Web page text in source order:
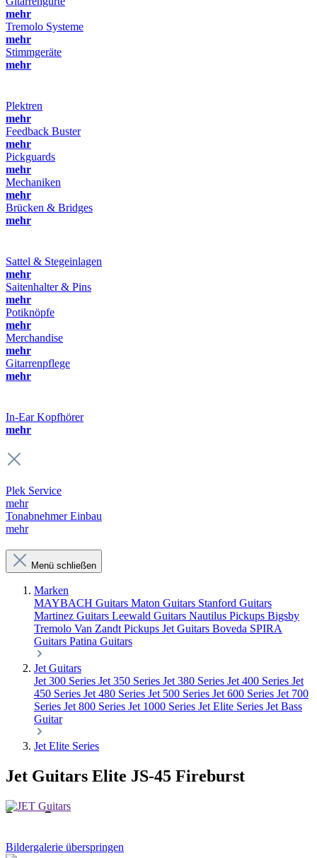
mehr
Tremolo Systeme
mehr
Stimmgeräte
mehr
Plektren
mehr
Feedback Buster
mehr
Pickguards
mehr
Mechaniken
mehr
Brücken & Bridges
mehr
Sattel & Stegeinlagen
mehr
Saitenhalter & Pins
mehr
Potiknöpfe
mehr
Merchandise
mehr
Gitarrenpflege
mehr
In-Ear Kopfhörer
mehr
Plek Service
mehr
Tonabnehmer Einbau
mehr
Menü schließen
Marken
MAYBACH Guitars Maton Guitars Stanford Guitars
Martinez Guitars Leewald Guitars Nautilus Pickups Bigsby
Tremolo Van Zandt Pickups Jet Guitars Boveda SPIRA
Guitars Patina Guitars
Jet Guitars
Jet 300 Series Jet 350 Series Jet 380 Series Jet 400 Series Jet
450 Series Jet 480 Series Jet 500 Series Jet 600 Series Jet 700
Series Jet 800 Series Jet 1000 Series Jet Elite Series Jet Bass
Guitar
Jet Elite Series
Jet Guitars Elite JS-45 Fireburst
Bildergalerie überspringen